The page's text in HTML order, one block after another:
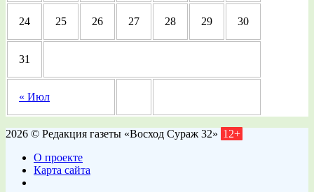
« Июл
24 25 26 27 28 29 30
31
2026 © Редакция газеты «Восход Сураж 32» 12+
О проекте
Карта сайта